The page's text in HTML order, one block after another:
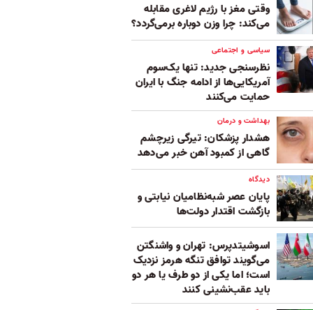
وقتی مغز با رژیم لاغری مقابله
می‌کند: چرا وزن دوباره برمی‌گردد؟
سیاسی و اجتماعی
نظرسنجی جدید: تنها یک‌سوم
آمریکایی‌ها از ادامه جنگ با ایران
حمایت می‌کنند
بهداشت و درمان
هشدار پزشکان: تیرگی زیرچشم
گاهی از کمبود آهن خبر می‌دهد
دیدگاه
پایان عصر شبه‌نظامیان نیابتی و
بازگشت اقتدار دولت‌ها
اسوشیتدپرس: تهران و واشنگتن
می‌گویند توافق تنگه هرمز نزدیک
است؛ اما یکی از دو طرف یا هر دو
باید عقب‌نشینی کنند